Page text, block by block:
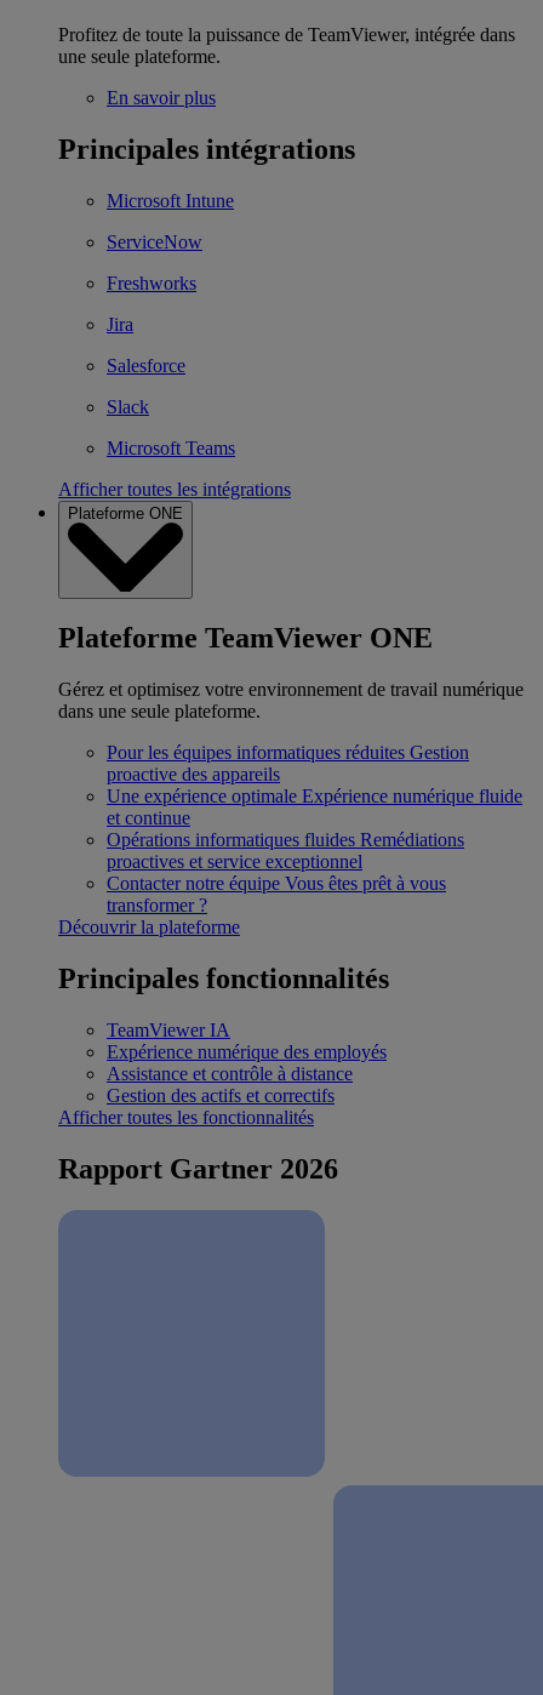
Profitez de toute la puissance de TeamViewer, intégrée dans
une seule plateforme.
En savoir plus
Principales intégrations
Microsoft Intune
ServiceNow
Freshworks
Jira
Salesforce
Slack
Microsoft Teams
Afficher toutes les intégrations
Plateforme ONE
Plateforme TeamViewer ONE
Gérez et optimisez votre environnement de travail numérique
dans une seule plateforme.
Pour les équipes informatiques réduites Gestion
proactive des appareils
Une expérience optimale Expérience numérique fluide
et continue
Opérations informatiques fluides Remédiations
proactives et service exceptionnel
Contacter notre équipe Vous êtes prêt à vous
transformer ?
Découvrir la plateforme
Principales fonctionnalités
TeamViewer IA
Expérience numérique des employés
Assistance et contrôle à distance
Gestion des actifs et correctifs
Afficher toutes les fonctionnalités
Rapport Gartner 2026